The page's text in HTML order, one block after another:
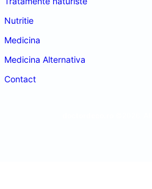
Nutritie
Medicina
Medicina Alternativa
Contact